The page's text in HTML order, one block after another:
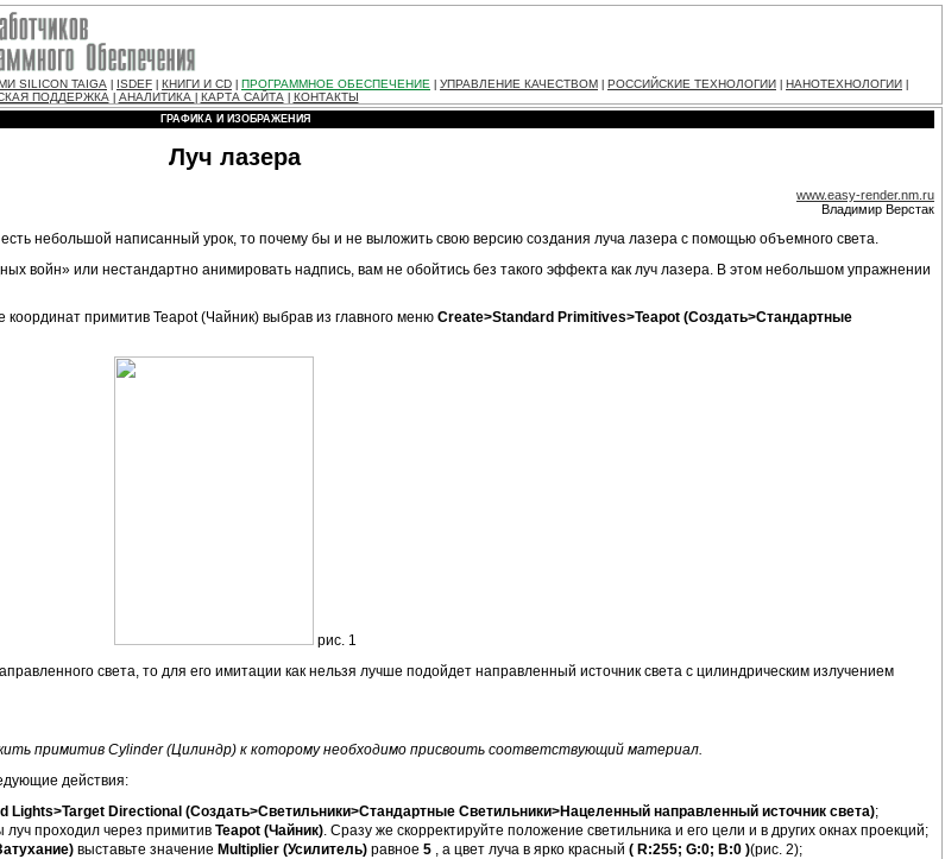
SILICON TAIGA ISDEF КНИГИ И CD ПРОГРАММНОЕ ОБЕСПЕЧЕНИЕ УПРАВЛЕНИЕ КАЧЕСТВОМ РОССИЙСКИЕ ТЕХНОЛОГИИ НАНОТЕХНОЛОГИИ
ПОДДЕРЖКА| АНАЛИТИКА КАРТА САЙТА| КОНТАКТЫ
ГРАФИКА И ИЗОБРАЖЕНИЯ
Луч лазера
www.easy-render.nm.ru
Владимир Верстак
небольшой написанный урок, то почему бы и не выложить свою версию создания луча лазера с помощью объемного света.
войн» или нестандартно анимировать надпись, вам не обойтись без такого эффекта как луч лазера. В этом небольшом упражнении
примитив Teapot (Чайник) выбрав из главного меню Create>Standard Primitives>Teapot (Создать>Стандартные
рис. 1
света, то для его имитации как нельзя лучше подойдет направленный источник света с цилиндрическим излучением
примитив Cylinder (Цилиндр) к которому необходимо присвоить соответствующий материал.
действия:
Lights>Target Directional (Создать>Светильники>Стандартные Светильники>Нацеленный направленный источник света);
луч проходил через примитив Teapot (Чайник) . Сразу же скорректируйте положение светильника и его цели и в других окнах проекций;
выставьте значение Multiplier (Усилитель) равное 5 , а цвет луча в ярко красный ( R:255; G:0; B:0 )(рис. 2);